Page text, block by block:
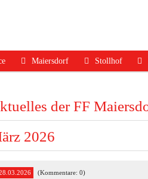
Brandfall
Maiersdorf
Mannschaft
Termine
Stollhof
Mannschaft
der FF
2026
(Kommentare: 0)